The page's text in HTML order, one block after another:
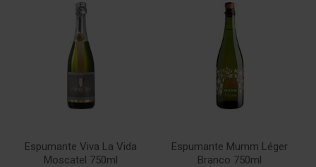
Espumante Viva La Vida
Moscatel 750ml
Espumante Mumm Léger
Branco 750ml